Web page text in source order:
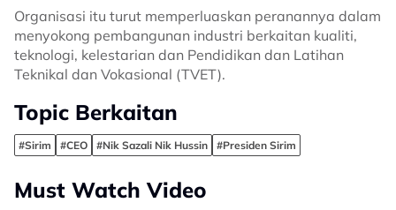
Organisasi itu turut memperluaskan peranannya dalam
menyokong pembangunan industri berkaitan kualiti,
teknologi, kelestarian dan Pendidikan dan Latihan
Teknikal dan Vokasional (TVET).
Topic Berkaitan
#Sirim #CEO #Nik Sazali Nik Hussin #Presiden Sirim
Must Watch Video